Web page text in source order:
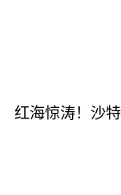
红海惊涛！沙